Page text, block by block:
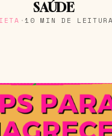
SAÚDE
· 10 MIN DE LEITURA